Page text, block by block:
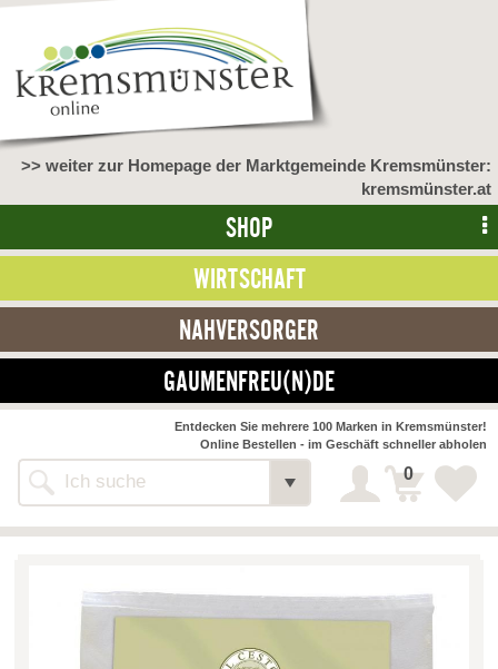
>> weiter zur Homepage der Marktgemeinde Kremsmünster:
kremsmünster.at
SHOP
WIRTSCHAFT
NAHVERSORGER
GAUMENFREU(N)DE
Alle Webseiten
Entdecken Sie mehrere 100 Marken in Kremsmünster!
Online Bestellen - im Geschäft schneller abholen
0
NAHVERSORGER
>> Bauernmarkt << Detail
Bäckerei-Konditorei-Café
Biohof Öllinger Detail